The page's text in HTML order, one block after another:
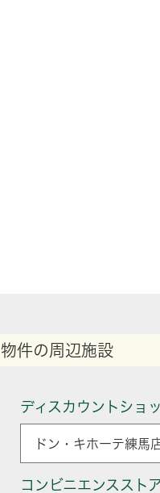
物件の周辺施設
ディスカウントショ
ドン・キホーテ練
コンビニエンススト